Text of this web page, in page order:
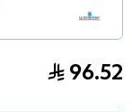
لاروش بوزيه
96.52